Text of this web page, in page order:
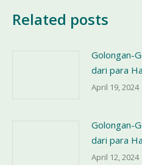
Related posts
Golongan-
dari para
April 19, 2024
Golongan-
dari para
April 12, 2024